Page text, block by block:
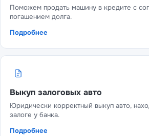
Поможем продать машину в кредите с
погашением долга.
Подробнее
Выкуп залоговых авто
Юридически корректный выкуп авто,
залоге у банка.
Подробнее